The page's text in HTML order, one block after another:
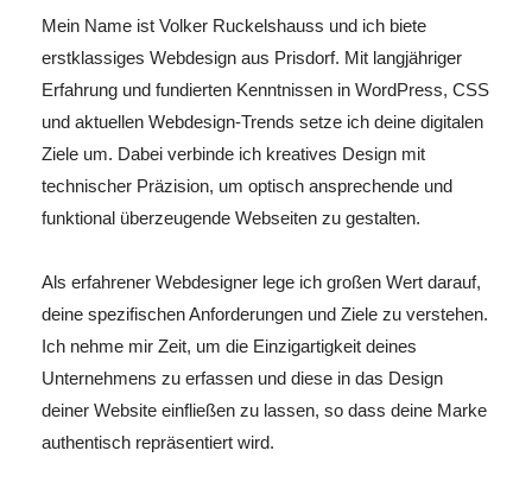
Mein Name ist Volker Ruckelshauss und ich biete
erstklassiges Webdesign aus Prisdorf. Mit langjähriger
Erfahrung und fundierten Kenntnissen in WordPress, CSS
und aktuellen Webdesign-Trends setze ich deine digitalen
Ziele um. Dabei verbinde ich kreatives Design mit
technischer Präzision, um optisch ansprechende und
funktional überzeugende Webseiten zu gestalten.
Als erfahrener Webdesigner lege ich großen Wert darauf,
deine spezifischen Anforderungen und Ziele zu verstehen.
Ich nehme mir Zeit, um die Einzigartigkeit deines
Unternehmens zu erfassen und diese in das Design
deiner Website einfließen zu lassen, so dass deine Marke
authentisch repräsentiert wird.